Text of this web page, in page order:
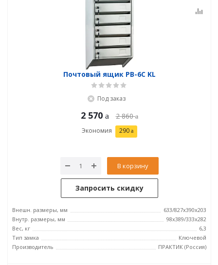
Почтовый ящик PB-6C KL
Под заказ
2 570 2 860
Экономия 290
В корзину
Запросить скидку
Внешн. размеры, мм
633/827x390x203
Внутр. размеры, мм
98x389/333x282
Вес, кг
6,3
Тип замка
Ключевой
Производитель
ПРАКТИК (Россия)